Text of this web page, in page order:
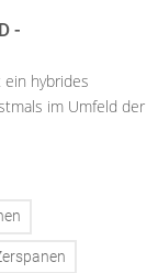
-
hybrides
im Umfeld der